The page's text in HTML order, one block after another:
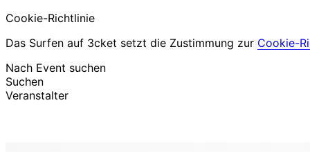
Cookie-Richtlinie
Das Surfen auf 3cket setzt die Zustimmung zur Cookie-
Nach Event suchen
Suchen
Veranstalter